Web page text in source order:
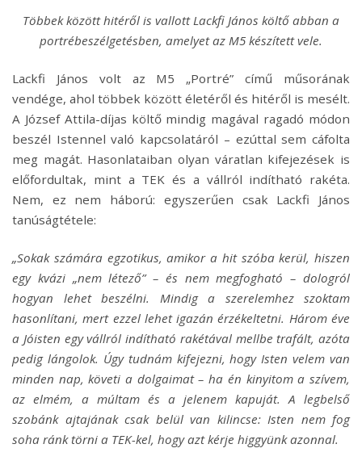
Többek között hitéről is vallott Lackfi János költő abban a
portrébeszélgetésben, amelyet az M5 készített vele.
Lackfi János volt az M5 „Portré” című műsorának
vendége, ahol többek között életéről és hitéről is mesélt.
A József Attila-díjas költő mindig magával ragadó módon
beszél Istennel való kapcsolatáról – ezúttal sem cáfolta
meg magát. Hasonlataiban olyan váratlan kifejezések is
előfordultak, mint a TEK és a vállról indítható rakéta.
Nem, ez nem háború: egyszerűen csak Lackfi János
tanúságtétele:
„Sokak számára egzotikus, amikor a hit szóba kerül, hiszen
egy kvázi „nem létező” – és nem megfogható – dologról
hogyan lehet beszélni. Mindig a szerelemhez szoktam
hasonlítani, mert ezzel lehet igazán érzékeltetni. Három éve
a Jóisten egy vállról indítható rakétával mellbe trafált, azóta
pedig lángolok. Úgy tudnám kifejezni, hogy Isten velem van
minden nap, követi a dolgaimat – ha én kinyitom a szívem,
az elmém, a múltam és a jelenem kapuját. A legbelső
szobánk ajtajának csak belül van kilincse: Isten nem fog
soha ránk törni a TEK-kel, hogy azt kérje higgyünk azonnal.